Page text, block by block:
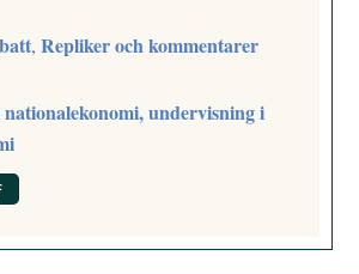
,Repliker och kommentarer
undervisning i